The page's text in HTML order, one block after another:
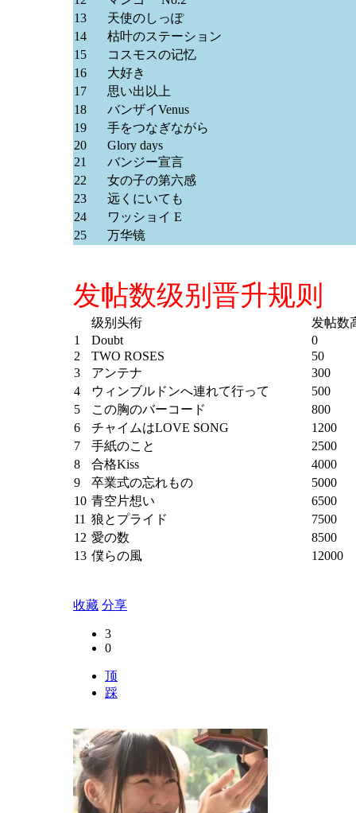
13
天使のしっぽ
14
枯叶のステーション
15
コスモスの记忆
16
大好き
17
思い出以上
18
バンザイVenus
19
手をつなぎながら
20
Glory days
21
バンジー宣言
22
女の子の第六感
23
远くにいても
24
ワッショイ E
25
万华镜
发帖数级别晋升规则
级别头衔
发帖数
1
Doubt
0
2
TWO ROSES
50
3
アンテナ
300
4
ウィンブルドンへ連れて行って
500
5
この胸のバーコード
800
6
チャイムはLOVE SONG
1200
7
手紙のこと
2500
8
合格Kiss
4000
9
卒業式の忘れもの
5000
10 青空片想い
6500
11 狼とプライド
7500
12 愛の数
8500
13 僕らの風 12000
收藏 分享
3
0
顶
踩